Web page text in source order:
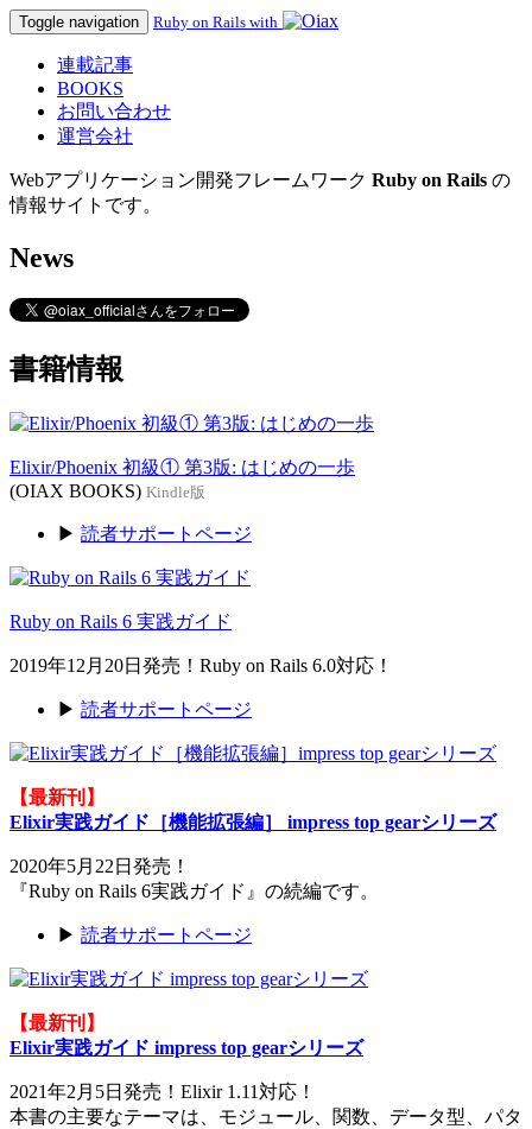
Toggle navigation Ruby on Rails with
連載記事
BOOKS
お問い合わせ
運営会社
Webアプリケーション開発フレームワーク Ruby on Rails の
情報サイトです。
News
書籍情報
Elixir/Phoenix 初級① 第3版: はじめの一歩
(OIAX BOOKS) Kindle版
▶ 読者サポートページ
Ruby on Rails 6 実践ガイド
2019年12月20日発売！Ruby on Rails 6.0対応！
▶ 読者サポートページ
【最新刊】
Elixir実践ガイド［機能拡張編］ impress top gearシリーズ
2020年5月22日発売！
『Ruby on Rails 6実践ガイド』の続編です。
▶ 読者サポートページ
【最新刊】
Elixir実践ガイド impress top gearシリーズ
2021年2月5日発売！Elixir 1.11対応！
本書の主要なテーマは、モジュール、関数、データ型、パタ